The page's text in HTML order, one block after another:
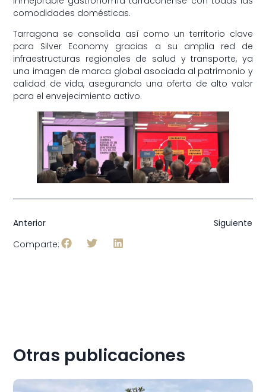
comodidades domésticas.
Tarragona se consolida así como un territorio clave
para Silver Economy gracias a su amplia red de
infraestructuras regionales de salud y transporte, ya
una imagen de marca global asociada al patrimonio y
calidad de vida, asegurando una oferta de alto valor
para el envejecimiento activo.
Anterior
Siguiente
Comparte:
Otras publicaciones